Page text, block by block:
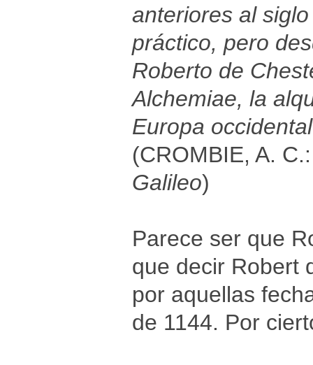
anteriores al
práctico, pero
Roberto de
Alchemiae, la
Europa
(CROMBIE, A.
Galileo)
Parece ser que
que decir Robert
por aquellas
de 1144. Por